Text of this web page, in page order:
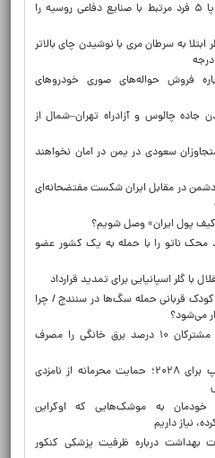
اتحادیه اروپا ۵ فرد مرتبط با صنایع دفاعی روسیه را
به سرطان مری با نوشیدن چای بالاتر
فروش حواله‌های صوری خودروهای
جاده چالوس و آزادراه تهران–شمال از
متجاوزان سعودی در یمن در امان نخواهند
دشمن در مقابل ایران شکست مفتضحانه‌ای
پول ایران» وصل شویم؟
محک ناتو را با حمله به یک کشور عضو
با گلر اسپانیایی برای تمدید قرارداد
یک ماه، ۴ کودک قربانی حمله سگ‌ها در سنندج / چرا
می‌شود؟
۲ درصد از مشترکان ۱۰ درصد برق خانگی را مصرف
نسخه ترامپ برای ۲۰۲۸؛ حمایت محرمانه از نامزدی
خودمان به موشک‌هایی که اوکراین
نیاز داریم
بهداشت درباره ظرفیت پزشکی کنکور